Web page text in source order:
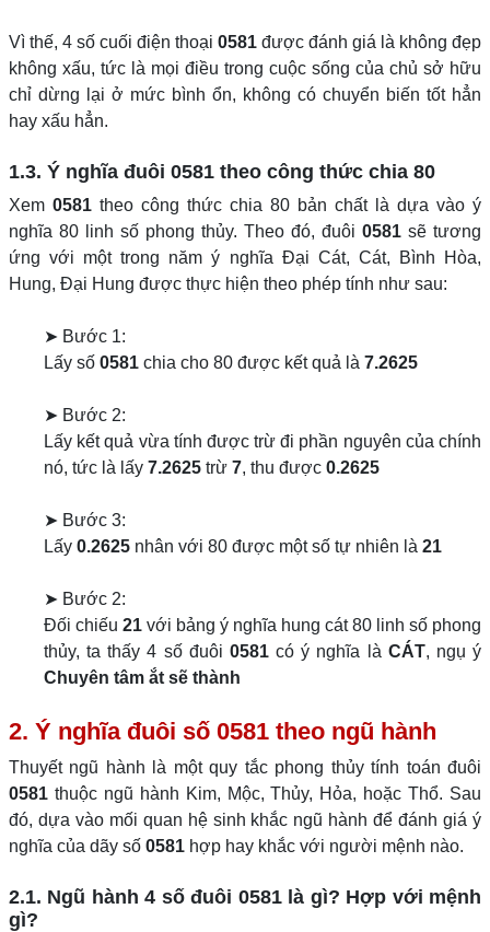
Vì thế, 4 số cuối điện thoại 0581 được đánh giá là không đẹp
không xấu, tức là mọi điều trong cuộc sống của chủ sở hữu
chỉ dừng lại ở mức bình ổn, không có chuyển biến tốt hẳn
hay xấu hẳn.
1.3. Ý nghĩa đuôi 0581 theo công thức chia 80
Xem 0581 theo công thức chia 80 bản chất là dựa vào ý
nghĩa 80 linh số phong thủy. Theo đó, đuôi 0581 sẽ tương
ứng với một trong năm ý nghĩa Đại Cát, Cát, Bình Hòa,
Hung, Đại Hung được thực hiện theo phép tính như sau:
➤ Bước 1:
Lấy số 0581 chia cho 80 được kết quả là 7.2625
➤ Bước 2:
Lấy kết quả vừa tính được trừ đi phần nguyên của chính
nó, tức là lấy 7.2625 trừ 7, thu được 0.2625
➤ Bước 3:
Lấy 0.2625 nhân với 80 được một số tự nhiên là 21
➤ Bước 2:
Đối chiếu 21 với bảng ý nghĩa hung cát 80 linh số phong
thủy, ta thấy 4 số đuôi 0581có ý nghĩa là CÁT, ngụ ý
Chuyên tâm ắt sẽ thành
2. Ý nghĩa đuôi số 0581 theo ngũ hành
Thuyết ngũ hành là một quy tắc phong thủy tính toán đuôi
0581 thuộc ngũ hành Kim, Mộc, Thủy, Hỏa, hoặc Thổ. Sau
đó, dựa vào mối quan hệ sinh khắc ngũ hành để đánh giá ý
nghĩa của dãy số 0581 hợp hay khắc với người mệnh nào.
2.1. Ngũ hành 4 số đuôi 0581 là gì? Hợp với mệnh
gì?